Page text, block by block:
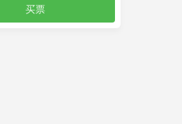
买票